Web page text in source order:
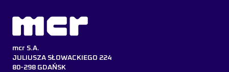
mcr S.A.
JULIUSZA SŁOWACKIEGO 224
80-298 GDAŃSK